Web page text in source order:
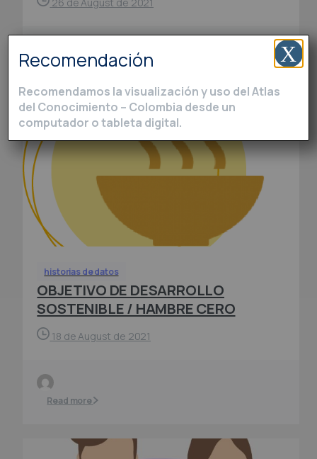
Read more
historias de datos
OBJETIVO DE DESARROLLO
SOSTENIBLE / HAMBRE CERO
18 de August de 2021
Read more
Recomendación
Recomendamos la visualización y uso del Atlas
del Conocimiento – Colombia desde un
computador o tableta digital.
X